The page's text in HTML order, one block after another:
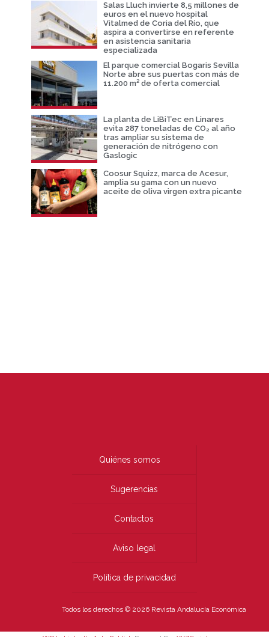
Salas Lluch invierte 8,5 millones de
euros en el nuevo hospital
Vitalmed de Coria del Río, que
aspira a convertirse en referente
en asistencia sanitaria
especializada
El parque comercial Bogaris Sevilla
Norte abre sus puertas con más de
11.200 m² de oferta comercial
La planta de LiBiTec en Linares
evita 287 toneladas de CO₂ al año
tras ampliar su sistema de
generación de nitrógeno con
Gaslogic
Coosur Squizz, marca de Acesur,
amplia su gama con un nuevo
aceite de oliva virgen extra picante
Quiénes somos
Sugerencias
Contactos
Aviso legal
Política de privacidad
Todos los derechos © 2026 Revista Andalucía Económica